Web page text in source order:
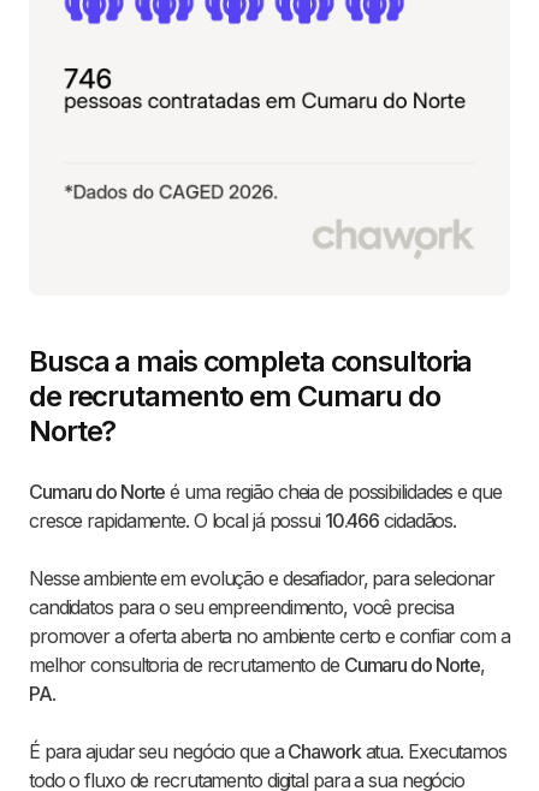
Busca a mais completa consultoria
de recrutamento em Cumaru do
Norte?
Cumaru do Norte é uma região cheia de possibilidades e que
cresce rapidamente. O local já possui 10.466 cidadãos.
Nesse ambiente em evolução e desafiador, para selecionar
candidatos para o seu empreendimento, você precisa
promover a oferta aberta no ambiente certo e confiar com a
melhor consultoria de recrutamento de Cumaru do Norte,
PA.
É para ajudar seu negócio que a Chaworkatua. Executamos
todo o fluxo de recrutamento digital para a sua negócio